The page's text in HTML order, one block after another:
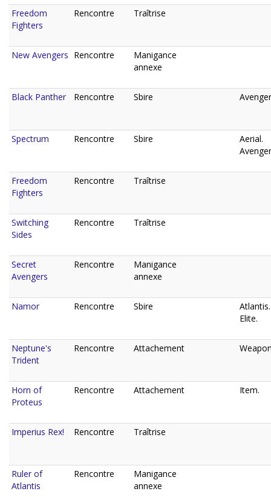
Freedom
Fighters
Rencontre Traîtrise
New Avengers Rencontre
Manigance
annexe
Black Panther Rencontre Sbire
Spectrum Rencontre Sbire
Aerial.
Freedom
Fighters
Rencontre Traîtrise
Switching
Sides
Rencontre Traîtrise
Secret
Avengers
Rencontre
Manigance
annexe
Namor Rencontre Sbire
Atlantis.
Elite.
Neptune's
Trident
Rencontre Attachement
Horn of
Proteus
Rencontre Attachement Item.
Imperius Rex! Rencontre Traîtrise
Ruler of
Atlantis
Rencontre
Manigance
annexe